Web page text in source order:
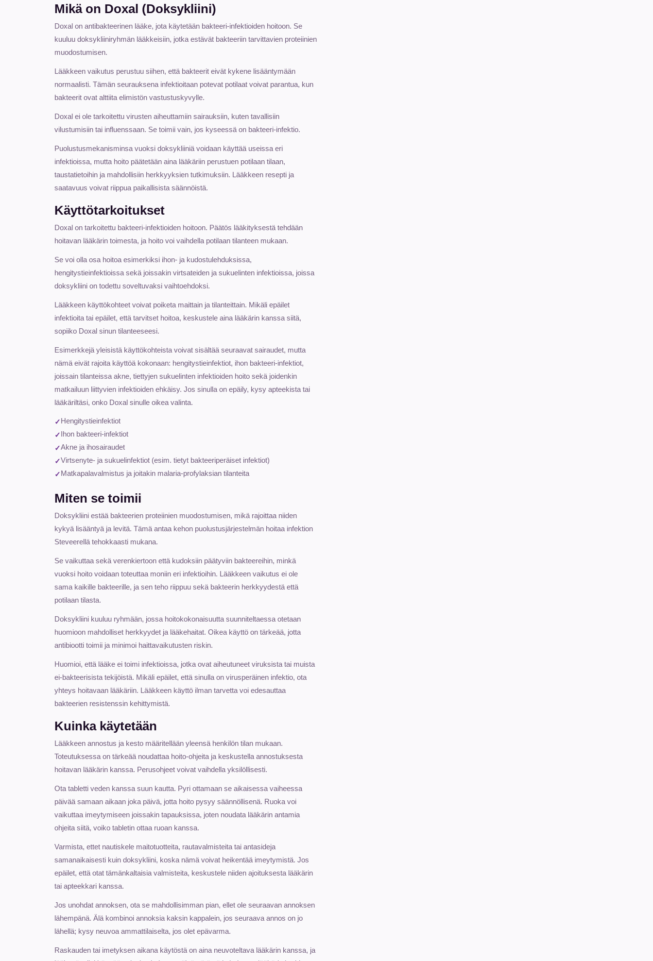
Mikä on Doxal (Doksykliini)
Doxal on antibakteerinen lääke, jota käytetään bakteeri-infektioiden hoitoon. Se
kuuluu doksykliiniryhmän lääkkeisiin, jotka estävät bakteeriin tarvittavien proteiinien
muodostumisen.
Lääkkeen vaikutus perustuu siihen, että bakteerit eivät kykene lisääntymään
normaalisti. Tämän seurauksena infektioitaan potevat potilaat voivat parantua, kun
bakteerit ovat alttiita elimistön vastustuskyvylle.
Doxal ei ole tarkoitettu virusten aiheuttamiin sairauksiin, kuten tavallisiin
vilustumisiin tai influenssaan. Se toimii vain, jos kyseessä on bakteeri-infektio.
Puolustusmekanisminsa vuoksi doksykliiniä voidaan käyttää useissa eri
infektioissa, mutta hoito päätetään aina lääkäriin perustuen potilaan tilaan,
taustatietoihin ja mahdollisiin herkkyyksien tutkimuksiin. Lääkkeen resepti ja
saatavuus voivat riippua paikallisista säännöistä.
Käyttötarkoitukset
Doxal on tarkoitettu bakteeri-infektioiden hoitoon. Päätös lääkityksestä tehdään
hoitavan lääkärin toimesta, ja hoito voi vaihdella potilaan tilanteen mukaan.
Se voi olla osa hoitoa esimerkiksi ihon- ja kudostulehduksissa,
hengitystieinfektioissa sekä joissakin virtsateiden ja sukuelinten infektioissa, joissa
doksykliini on todettu soveltuvaksi vaihtoehdoksi.
Lääkkeen käyttökohteet voivat poiketa maittain ja tilanteittain. Mikäli epäilet
infektioita tai epäilet, että tarvitset hoitoa, keskustele aina lääkärin kanssa siitä,
sopiiko Doxal sinun tilanteeseesi.
Esimerkkejä yleisistä käyttökohteista voivat sisältää seuraavat sairaudet, mutta
nämä eivät rajoita käyttöä kokonaan: hengitystieinfektiot, ihon bakteeri-infektiot,
joissain tilanteissa akne, tiettyjen sukuelinten infektioiden hoito sekä joidenkin
matkailuun liittyvien infektioiden ehkäisy. Jos sinulla on epäily, kysy apteekista tai
lääkäriltäsi, onko Doxal sinulle oikea valinta.
Hengitystieinfektiot
Ihon bakteeri-infektiot
Akne ja ihosairaudet
Virtsenyte- ja sukuelinfektiot (esim. tietyt bakteeriperäiset infektiot)
Matkapalavalmistus ja joitakin malaria-profylaksian tilanteita
Miten se toimii
Doksykliini estää bakteerien proteiinien muodostumisen, mikä rajoittaa niiden
kykyä lisääntyä ja levitä. Tämä antaa kehon puolustusjärjestelmän hoitaa infektion
Steveerellä tehokkaasti mukana.
Se vaikuttaa sekä verenkiertoon että kudoksiin päätyviin bakteereihin, minkä
vuoksi hoito voidaan toteuttaa moniin eri infektioihin. Lääkkeen vaikutus ei ole
sama kaikille bakteerille, ja sen teho riippuu sekä bakteerin herkkyydestä että
potilaan tilasta.
Doksykliini kuuluu ryhmään, jossa hoitokokonaisuutta suunniteltaessa otetaan
huomioon mahdolliset herkkyydet ja lääkehaitat. Oikea käyttö on tärkeää, jotta
antibiootti toimii ja minimoi haittavaikutusten riskin.
Huomioi, että lääke ei toimi infektioissa, jotka ovat aiheutuneet viruksista tai muista
ei-bakteerisista tekijöistä. Mikäli epäilet, että sinulla on virusperäinen infektio, ota
yhteys hoitavaan lääkäriin. Lääkkeen käyttö ilman tarvetta voi edesauttaa
bakteerien resistenssin kehittymistä.
Kuinka käytetään
Lääkkeen annostus ja kesto määritellään yleensä henkilön tilan mukaan.
Toteutuksessa on tärkeää noudattaa hoito-ohjeita ja keskustella annostuksesta
hoitavan lääkärin kanssa. Perusohjeet voivat vaihdella yksilöllisesti.
Ota tabletti veden kanssa suun kautta. Pyri ottamaan se aikaisessa vaiheessa
päivää samaan aikaan joka päivä, jotta hoito pysyy säännöllisenä. Ruoka voi
vaikuttaa imeytymiseen joissakin tapauksissa, joten noudata lääkärin antamia
ohjeita siitä, voiko tabletin ottaa ruoan kanssa.
Varmista, ettet nautiskele maitotuotteita, rautavalmisteita tai antasideja
samanaikaisesti kuin doksykliini, koska nämä voivat heikentää imeytymistä. Jos
epäilet, että otat tämänkaltaisia valmisteita, keskustele niiden ajoituksesta lääkärin
tai apteekkari kanssa.
Jos unohdat annoksen, ota se mahdollisimman pian, ellet ole seuraavan annoksen
lähempänä. Älä kombinoi annoksia kaksin kappalein, jos seuraava annos on jo
lähellä; kysy neuvoa ammattilaiselta, jos olet epävarma.
Raskauden tai imetyksen aikana käytöstä on aina neuvoteltava lääkärin kanssa, ja